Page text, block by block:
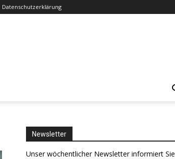
Datenschutzerklärung
Newsletter
Unser wöchentlicher Newsletter informiert Sie